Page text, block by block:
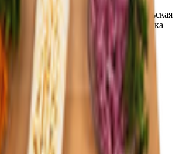
247210, Республика Беларусь, Гомельская
д.59а; 247210, Республика
обл., г. Жлобин. ул. Красная, 44
Республика Беларусь